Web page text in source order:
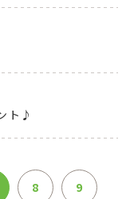
ト♪
8 9